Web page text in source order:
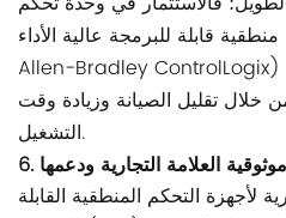
منطقية قابلة للبرمجة عالية الأداء (مثل Siemens S7-1500 و
Allen-Bradley ControlLogix) لخطوط الإنتاج ذات الأحجام
خلال تقليل الصيانة وزيادة وقت
التشغيل.
6. موثوقية العلامة التجارية ودعمها
لأجهزة التحكم المنطقية القابلة